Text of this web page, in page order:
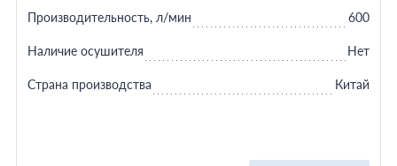
Производительность, л/мин 600
Наличие осушителя Нет
Страна производства Китай